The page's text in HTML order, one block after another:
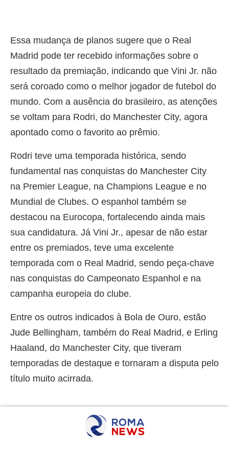
Essa mudança de planos sugere que o Real
Madrid pode ter recebido informações sobre o
resultado da premiação, indicando que Vini Jr. não
será coroado como o melhor jogador de futebol do
mundo. Com a ausência do brasileiro, as atenções
se voltam para Rodri, do Manchester City, agora
apontado como o favorito ao prêmio.
Rodri teve uma temporada histórica, sendo
fundamental nas conquistas do Manchester City
na Premier League, na Champions League e no
Mundial de Clubes. O espanhol também se
destacou na Eurocopa, fortalecendo ainda mais
sua candidatura. Já Vini Jr., apesar de não estar
entre os premiados, teve uma excelente
temporada com o Real Madrid, sendo peça-chave
nas conquistas do Campeonato Espanhol e na
campanha europeia do clube.
Entre os outros indicados à Bola de Ouro, estão
Jude Bellingham, também do Real Madrid, e Erling
Haaland, do Manchester City, que tiveram
temporadas de destaque e tornaram a disputa pelo
título muito acirrada.